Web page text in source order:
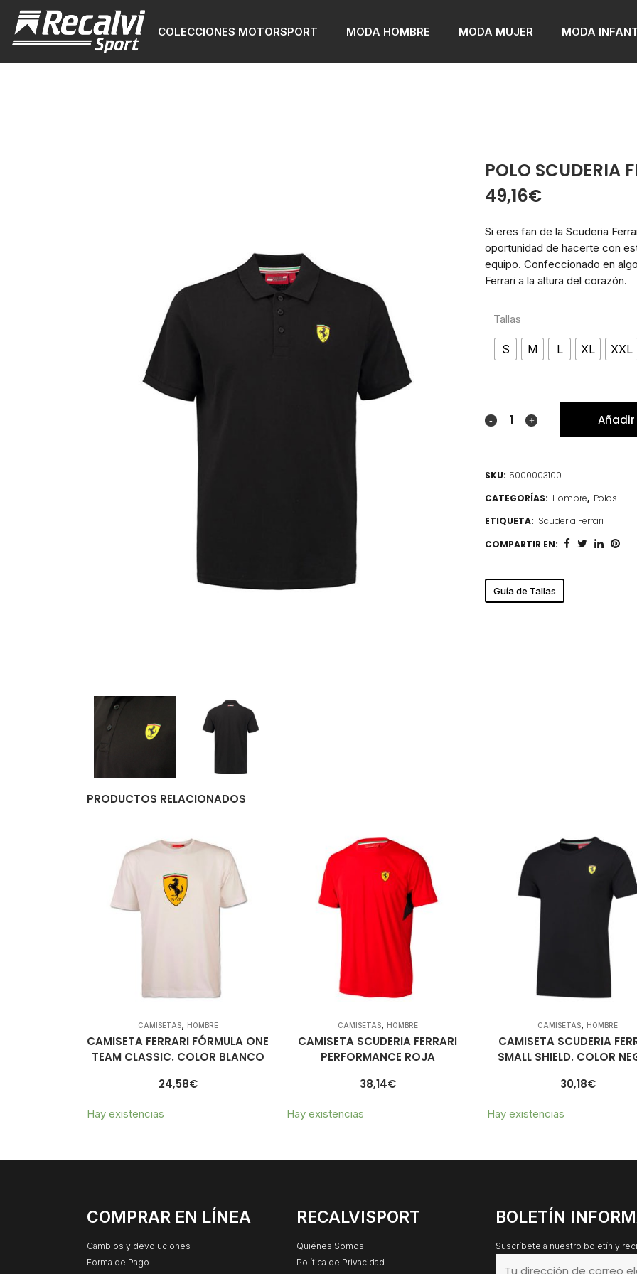
COLECCIONES MOTORSPORT MODA HOMBRE MODA MUJER MODA
POLO SCUDERIA
49,16€
Si eres fan de la Scuderia
oportunidad de hacerte con
equipo. Confeccionado en
Ferrari a la altura del corazón.
Tallas
S M L XL XXL
SKU: 5000003100
CATEGORÍAS: Hombre, Polos
ETIQUETA: Scuderia Ferrari
COMPARTIR EN:
Guía de Tallas
PRODUCTOS RELACIONADOS
CAMISETAS, HOMBRE
CAMISETA FERRARI FÓRMULA ONE
TEAM CLASSIC. COLOR BLANCO
24,58€
Hay existencias
CAMISETAS, HOMBRE
CAMISETA SCUDERIA FERRARI
PERFORMANCE ROJA
38,14€
Hay existencias
CAMISETAS, HOMBRE
CAMISETA SCUDERIA
SMALL SHIELD. COLOR
30,18€
Hay existencias
COMPRAR EN LÍNEA
Cambios y devoluciones
Forma de Pago
RECALVISPORT
Quiénes Somos
Política de Privacidad
BOLETÍN
Suscríbete a nuestro boletín y